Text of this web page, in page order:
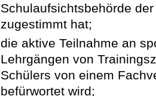
Schulaufsichtsbehörde
zugestimmt hat;
die aktive Teilnahme an
Lehrgängen von
Schülers von einem
befürwortet wird;